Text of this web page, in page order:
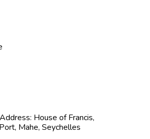
Address: House of Francis,
Mahe, Seychelles